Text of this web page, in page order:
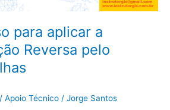
para aplicar a
Reversa pelo
/ Apoio Técnico / Jorge Santos